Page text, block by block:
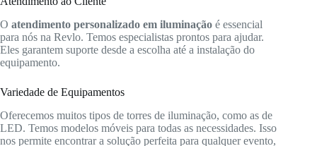
O atendimento personalizado em iluminação é essencial
para nós na Revlo. Temos especialistas prontos para ajudar.
Eles garantem suporte desde a escolha até a instalação do
equipamento.
Variedade de Equipamentos
Oferecemos muitos tipos de torres de iluminação, como as de
LED. Temos modelos móveis para todas as necessidades. Isso
nos permite encontrar a solução perfeita para qualquer evento,